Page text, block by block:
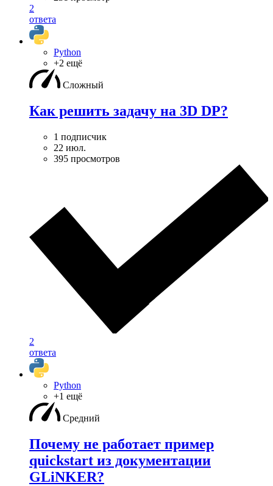
2
ответа
Python
+2 ещё
Сложный
Как решить задачу на 3D DP?
1 подписчик
22 июл.
395 просмотров
2
ответа
Python
+1 ещё
Средний
Почему не работает пример
quickstart из документации
GLiNKER?